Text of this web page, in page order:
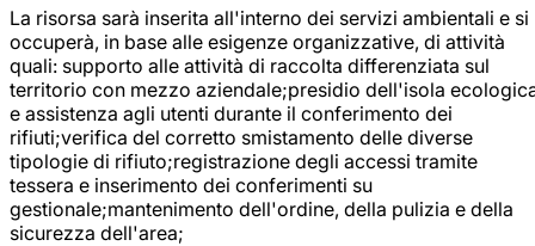
La risorsa sarà inserita all'interno dei servizi ambientali e si
occuperà, in base alle esigenze organizzative, di attività
quali: supporto alle attività di raccolta differenziata sul
territorio con mezzo aziendale;presidio dell'isola
e assistenza agli utenti durante il conferimento dei
rifiuti;verifica del corretto smistamento delle diverse
tipologie di rifiuto;registrazione degli accessi tramite
tessera e inserimento dei conferimenti su
gestionale;mantenimento dell'ordine, della pulizia e della
sicurezza dell'area;